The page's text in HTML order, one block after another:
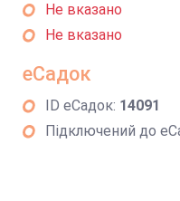
Не вказано
Не вказано
еСадок
ID еСадок: 14091
Підключений до